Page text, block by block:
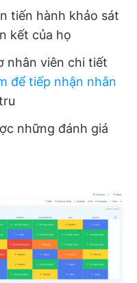
tiến hành khảo sát
kết của họ
nhân viên chi tiết
để tiếp nhận nhân
những đánh giá